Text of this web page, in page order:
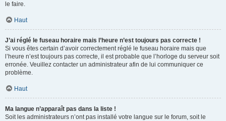
le faire.
Haut
J’ai réglé le fuseau horaire mais l’heure n’est toujours pas correcte !
Si vous êtes certain d’avoir correctement réglé le fuseau horaire mais que
l’heure n’est toujours pas correcte, il est probable que l’horloge du serveur soit
erronée. Veuillez contacter un administrateur afin de lui communiquer ce
problème.
Haut
Ma langue n’apparaît pas dans la liste !
Soit les administrateurs n’ont pas installé votre langue sur le forum, soit le